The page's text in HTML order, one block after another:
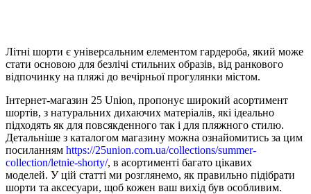
Літні шорти є універсальним елементом гардероба, який може
стати основою для безлічі стильних образів, від ранкового
відпочинку на пляжі до вечірньої прогулянки містом.
Інтернет-магазин 25 Union, пропонує широкий асортимент
шортів, з натуральних дихаючих матеріалів, які ідеально
підходять як для повсякденного так і для пляжного стилю.
Детальніше з каталогом магазину можна ознайомитись за цим
посиланням https://25union.com.ua/collections/summer-
collection/letnie-shorty/, в асортименті багато цікавих
моделей. У цій статті ми розглянемо, як правильно підібрати
шорти та аксесуари, щоб кожен ваш вихід був особливим.